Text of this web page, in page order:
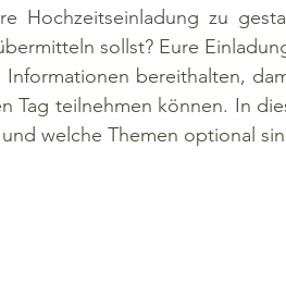
Hochzeitseinladung zu
sollst? Eure
bereithalten,
Tag teilnehmen können. In
welche Themen optional